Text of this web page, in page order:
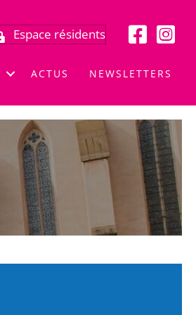
Espace résidents
ACTUS NEWSLETTERS